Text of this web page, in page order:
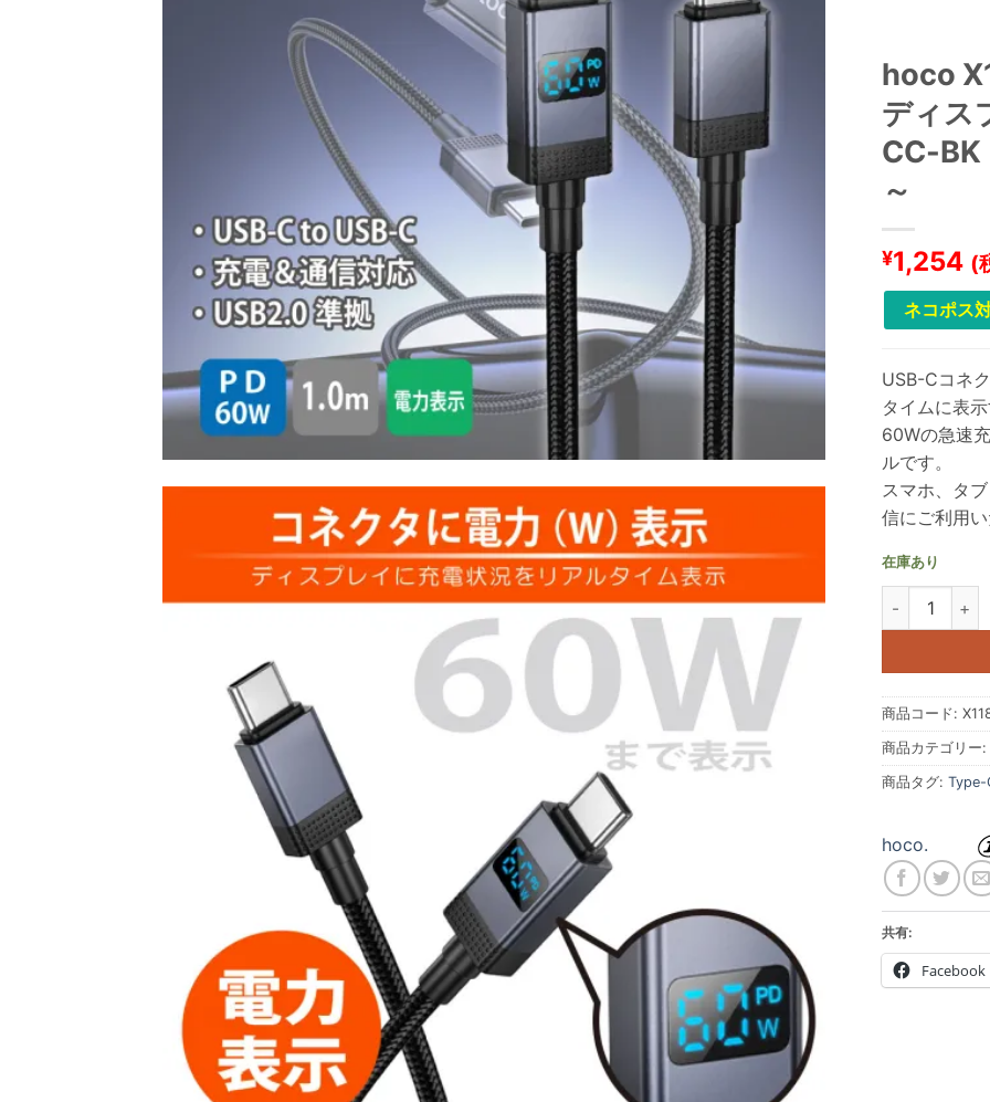
hoco
ディス
CC-BK
～
¥1,254 (
ネコポス
USB-Cコネ
タイムに表
60Wの急速
ルです。
スマホ、タ
信にご利用
在庫あり
hoco X118
商品コード:
商品カテゴリー:
商品タグ: Type-
hoco.
共有:
Facebook